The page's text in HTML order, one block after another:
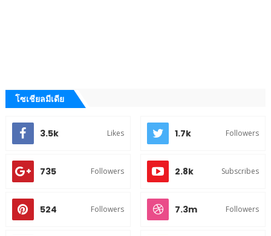
โซเชียลมีเดีย
3.5k Likes 1.7k Followers
735 Followers 2.8k Subscribes
524 Followers 7.3m Followers